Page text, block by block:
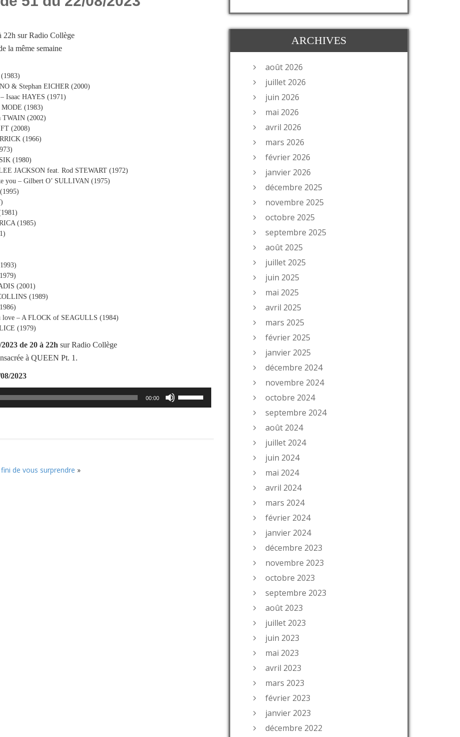
22h sur Radio Collège
la même semaine
& Stephan EICHER (2000)
Isaac HAYES (1971)
(1983)
TWAIN (2002)
(2008)
(1966)
(1980)
JACKSON feat. Rod STEWART (1972)
you – Gilbert O’ SULLIVAN (1975)
(1985)
(2001)
(1989)
love – A FLOCK of SEAGULLS (1984)
(1979)
de 20 à 22h sur Radio Collège
à QUEEN Pt. 1.
2023
00:00
les
fini de vous surprendre »
ARCHIVES
août 2026
juillet 2026
juin 2026
mai 2026
avril 2026
mars 2026
février 2026
janvier 2026
décembre 2025
novembre 2025
octobre 2025
septembre 2025
août 2025
juillet 2025
juin 2025
mai 2025
avril 2025
mars 2025
février 2025
janvier 2025
décembre 2024
novembre 2024
octobre 2024
septembre 2024
août 2024
juillet 2024
juin 2024
mai 2024
avril 2024
mars 2024
février 2024
janvier 2024
décembre 2023
novembre 2023
octobre 2023
septembre 2023
août 2023
juillet 2023
juin 2023
mai 2023
avril 2023
mars 2023
février 2023
janvier 2023
décembre 2022